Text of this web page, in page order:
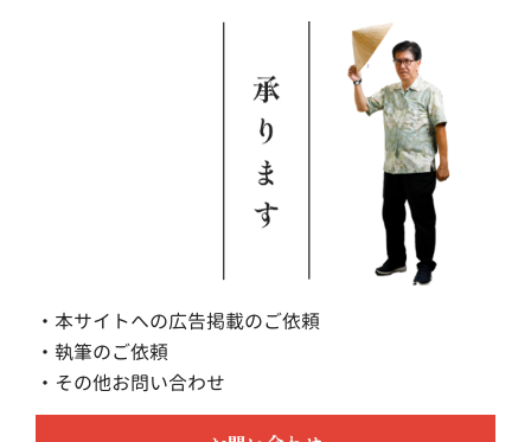
・本サイトへの広告掲載のご依頼
・執筆のご依頼
・その他お問い合わせ